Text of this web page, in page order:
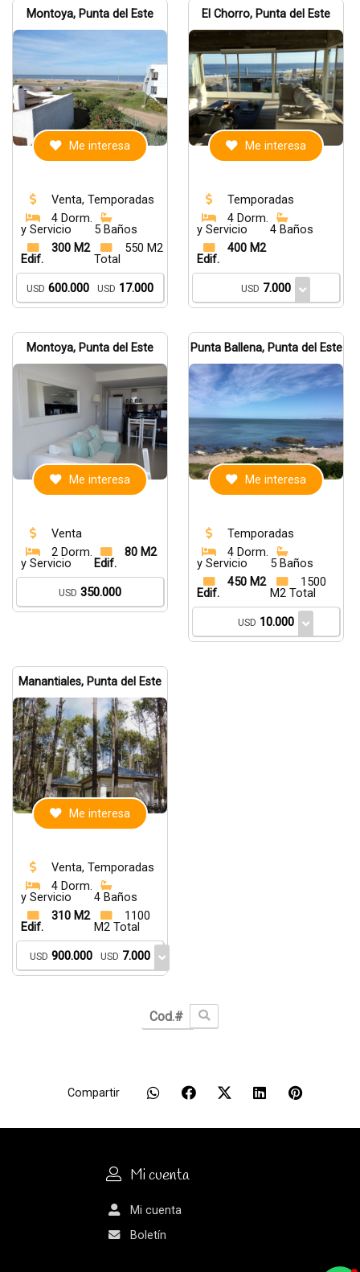
Montoya, Punta del Este
Me interesa
Venta, Temporadas
4 Dorm.
y Servicio
5 Baños
300 M2
Edif.
550 M2
Total
USD 600.000 USD 17.000
El Chorro, Punta del Este
Me interesa
Temporadas
4 Dorm.
y Servicio
4 Baños
400 M2
Edif.
USD 7.000
Montoya, Punta del Este
Me interesa
Venta
2 Dorm.
y Servicio
80 M2
Edif.
USD 350.000
Punta Ballena, Punta del Este
Me interesa
Temporadas
4 Dorm.
y Servicio
5 Baños
450 M2
Edif.
1500
M2 Total
USD 10.000
Manantiales, Punta del Este
Me interesa
Venta, Temporadas
4 Dorm.
y Servicio
4 Baños
310 M2
Edif.
1100
M2 Total
USD 900.000 USD 7.000
Compartir
Mi cuenta
Mi cuenta
Boletín